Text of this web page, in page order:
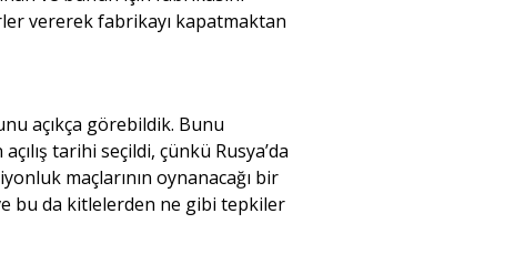
vererek fabrikayı kapatmaktan
açıkça görebildik. Bunu
tarihi seçildi, çünkü Rusya’da
maçlarının oynanacağı bir
bu da kitlelerden ne gibi tepkiler